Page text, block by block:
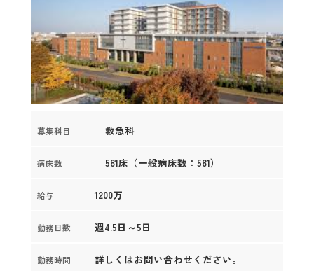
募集科目 救急科
病床数 581床（一般病床数：581）
給与 1200万
勤務日数 週4.5日～5日
勤務時間 詳しくはお問い合わせください。